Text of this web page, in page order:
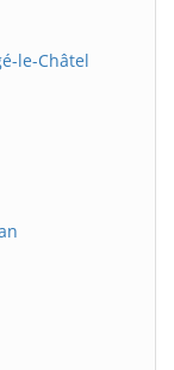
le-Châtel